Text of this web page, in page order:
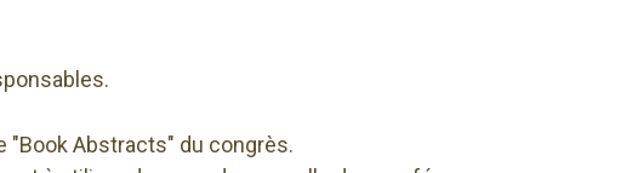
Abstracts" du congrès.